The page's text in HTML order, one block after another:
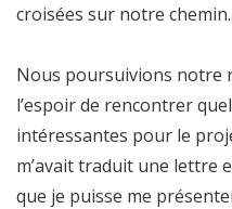
croisées sur notre chemin.
Nous poursuivions notre
l’espoir de rencontrer
intéressantes pour le
m’avait traduit une lettre
que je puisse me